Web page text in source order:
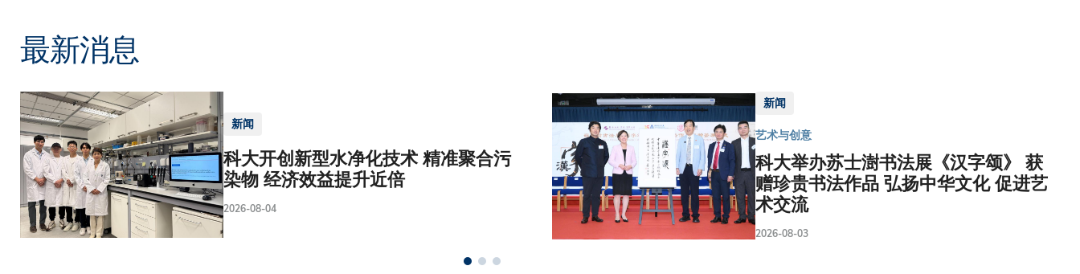
最新消息
新闻
科大开创新型水净化技术 精准聚合污
染物 经济效益提升近倍
2026-08-04
新闻
艺术与创意
科大举办苏士澍书法展《汉字颂》 获
赠珍贵书法作品 弘扬中华文化 促进艺
术交流
2026-08-03